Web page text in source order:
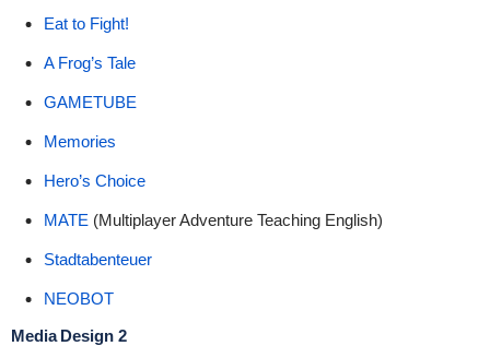
Eat to Fight!
A Frog’s Tale
GAMETUBE
Memories
Hero’s Choice
MATE (Multiplayer Adventure Teaching English)
Stadtabenteuer
NEOBOT
Media Design 2